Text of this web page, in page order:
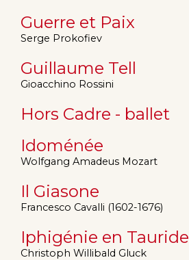
Guerre et Paix
Serge Prokofiev
Guillaume Tell
Gioacchino Rossini
Hors Cadre - ballet
Idoménée
Wolfgang Amadeus Mozart
Il Giasone
Francesco Cavalli (1602-1676)
Iphigénie en Tauride
Christoph Willibald Gluck